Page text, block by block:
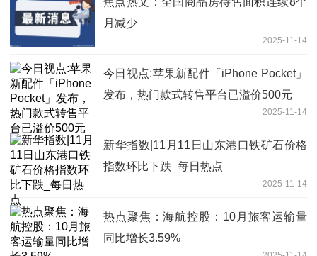
月减少
2025-11-14
今日视点:苹果新配件「iPhone Pocket」
发布，热门款式转售平台已溢价500元
2025-11-14
新华指数|11月11日山东港口铁矿石价格
指数环比下跌_每日热点
2025-11-14
热点聚焦：海航控股：10月旅客运输量
同比增长3.59%